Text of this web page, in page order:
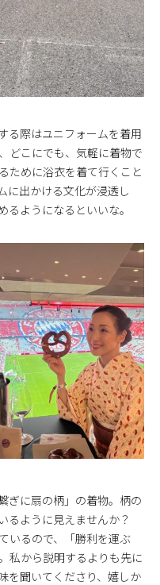
る際はユニフォームを着用
どこにでも、気軽に着物で
ために浴衣を着て行くこと
に出かける文化が浸透し
ようになるといいな。
ぎに扇の柄」の着物。柄の
るように見えませんか？
いるので、「勝利を運ぶ
私から説明するよりも先に
を聞いてくださり、嬉しか